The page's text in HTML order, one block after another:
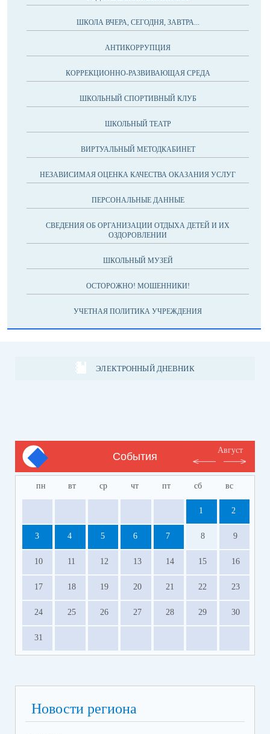
ШКОЛА ВЧЕРА, СЕГОДНЯ, ЗАВТРА...
АНТИКОРРУПЦИЯ
КОРРЕКЦИОННО-РАЗВИВАЮЩАЯ СРЕДА
ШКОЛЬНЫЙ СПОРТИВНЫЙ КЛУБ
ШКОЛЬНЫЙ ТЕАТР
ВИРТУАЛЬНЫЙ МЕТОДКАБИНЕТ
НЕЗАВИСИМАЯ ОЦЕНКА КАЧЕСТВА ОКАЗАНИЯ УСЛУГ
ПЕРСОНАЛЬНЫЕ ДАННЫЕ
СВЕДЕНИЯ ОБ ОРГАНИЗАЦИИ ОТДЫХА ДЕТЕЙ И ИХ
ОЗДОРОВЛЕНИИ
ШКОЛЬНЫЙ МУЗЕЙ
ОСТОРОЖНО! МОШЕННИКИ!
УЧЕТНАЯ ПОЛИТИКА УЧРЕЖДЕНИЯ
ЭЛЕКТРОННЫЙ ДНЕВНИК
События
Август
пн вт ср чт пт сб вс
1 2
3 4 5 6 7 8 9
10 11 12 13 14 15 16
17 18 19 20 21 22 23
24 25 26 27 28 29 30
31
Новости региона